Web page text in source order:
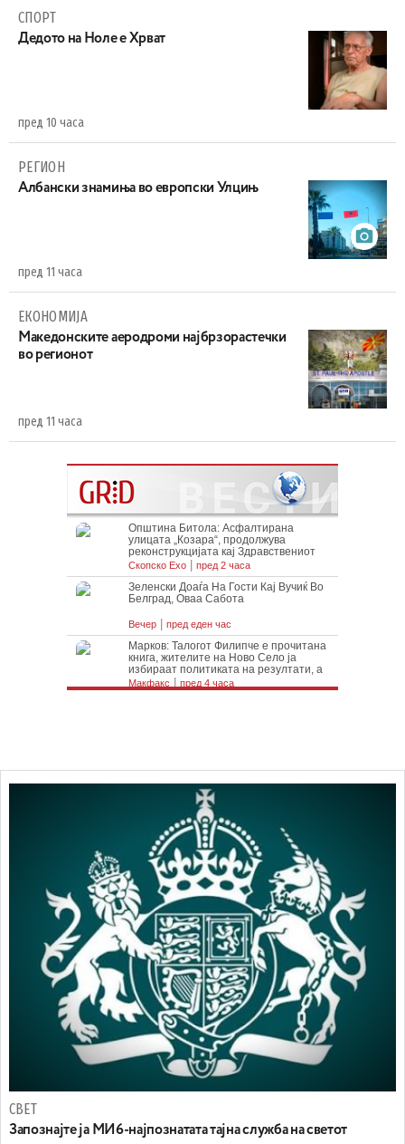
СПОРТ
Дедото на Ноле е Хрват
пред 10 часа
РЕГИОН
Aлбански знамиња во европски Улцињ
пред 11 часа
ЕКОНОМИЈА
Maкедонските аеродроми најбрзорастечки
во регионот
пред 11 часа
СВЕТ
Запознајте ја МИ6-најпознатата тајна служба на светот